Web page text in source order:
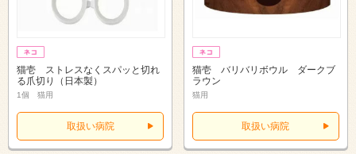
猫壱 ストレスなくスパッと切れ
る爪切り（日本製）
1個 猫用
取扱い病院
猫壱 バリバリボウル ダークブ
ラウン
猫用
取扱い病院